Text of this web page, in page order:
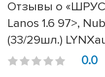
Отзывы о «ШРУС
Lanos 1.6 97>,
(33/29шл.)
0.0